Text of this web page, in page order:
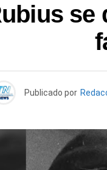
se
Publicado por